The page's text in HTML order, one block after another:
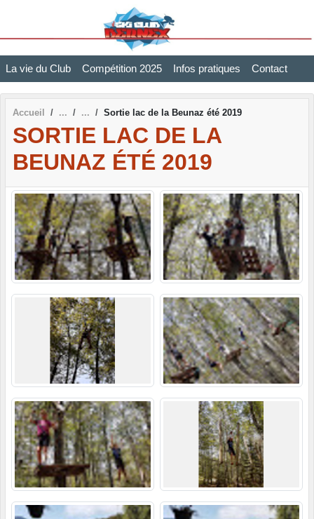
La vie du Club Compétition 2025 Infos pratiques Contact
Accueil Sortie lac de la Beunaz été 2019
SORTIE LAC DE LA
BEUNAZ ÉTÉ 2019
Panneau de gestion des cookies